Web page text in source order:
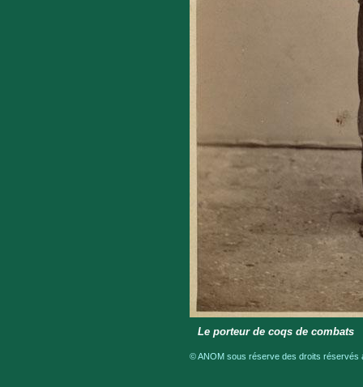
Le porteur de coqs de combats
© ANOM sous réserve des droits réservés